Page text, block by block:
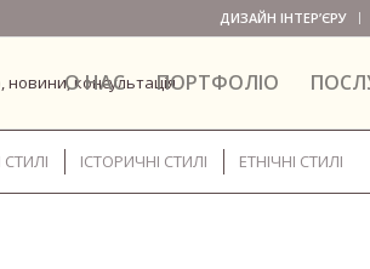
ДИЗАЙН ІНТЕР’ЄРУ
О НАС ПОРТФОЛІО
ІСТОРИЧНІ СТИЛІ ЕТНІЧНІ СТИЛІ